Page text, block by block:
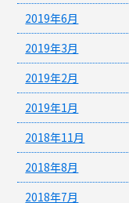
2019年6月
2019年3月
2019年2月
2019年1月
2018年11月
2018年8月
2018年7月